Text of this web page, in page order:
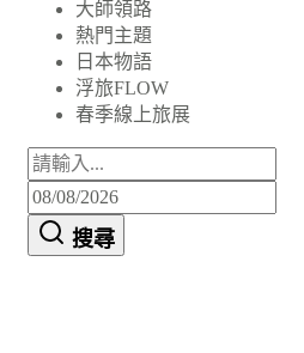
大師領路
熱門主題
日本物語
浮旅FLOW
春季線上旅展
搜尋